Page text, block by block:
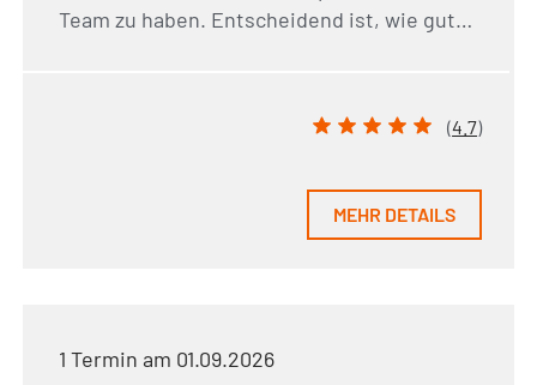
Team zu haben. Entscheidend ist, wie gut…
(4.7)
MEHR DETAILS
1 Termin am 01.09.2026